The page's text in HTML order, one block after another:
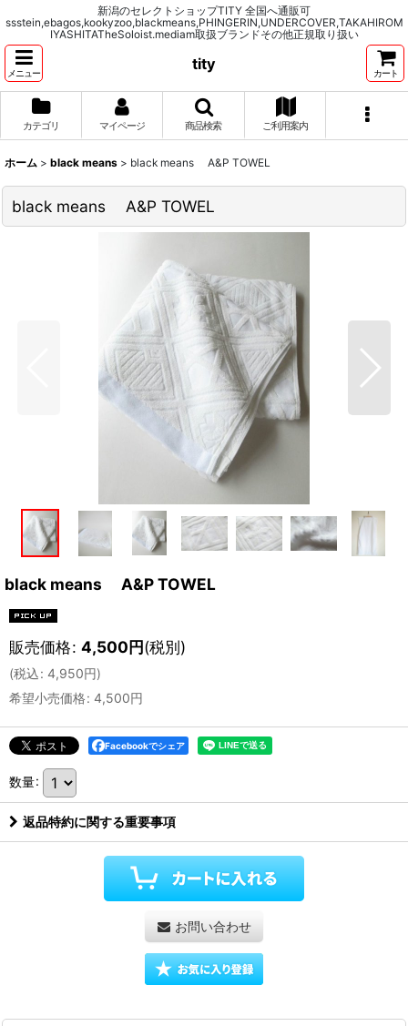
新潟のセレクトショップTITY 全国へ通販可
ssstein,ebagos,kookyzoo,blackmeans,PHINGERIN,UNDERCOVER,TAKAHIROM
IYASHITATheSoloist.mediam取扱ブランドその他正規取り扱い
メニュー
tity
カート
カテゴリ マイページ 商品検索 ご利用案内
ホーム > black means > black means A&P TOWEL
black means A&P TOWEL
black means A&P TOWEL
販売価格: 4,500円(税別)
(税込: 4,950円)
希望小売価格: 4,500円
Facebookでシェア
数量:
返品特約に関する重要事項
お問い合わせ